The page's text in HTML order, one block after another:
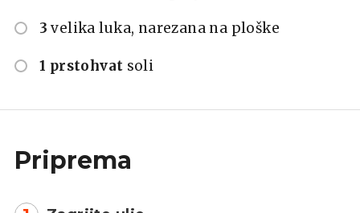
3 velika luka, narezana na ploške
1 prstohvat soli
Priprema